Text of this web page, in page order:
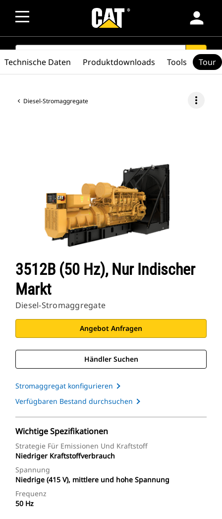
person
SEARCH search
Diesel-Stromaggregate more_vert
3512B (50 Hz), Nur Indischer
Markt
Diesel-Stromaggregate
Angebot Anfragen
Händler Suchen
Stromaggregat konfigurieren
Verfügbaren Bestand durchsuchen
Wichtige Spezifikationen
Strategie Für Emissionen Und Kraftstoff
Niedriger Kraftstoffverbrauch
Spannung
Niedrige (415 V), mittlere und hohe Spannung
Frequenz
50 Hz
Technische Daten Produktdownloads Tools Tour